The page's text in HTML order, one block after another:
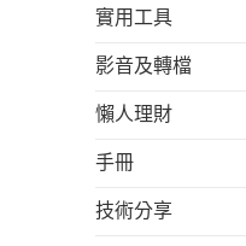
實用工具
影音及轉檔
懶人理財
手冊
技術分享